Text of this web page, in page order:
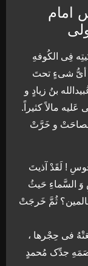
امام
فِی الکُوفهِ
و أیُّ شیءٍ تحتَ
بنُ زیادٍ و
عَلیه مالاً کثیراً.
فَصاحَتْ و خَرَّتْ
! لَقَدْ آذیتَ
وَ السَّماءِ حَیثُ
ثُمَّ خَرجَتْ
فی حِجْرها ،
جدِّک مُحمدٍ